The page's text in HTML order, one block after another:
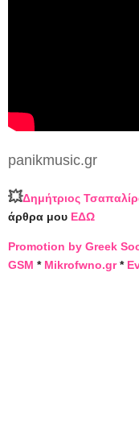
panikmusic.gr
💥Δημήτριος
άρθρα μου ΕΔΩ
Promotion by Greek
GSM * Mikrofwno.gr*